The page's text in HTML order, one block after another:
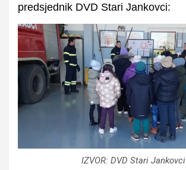
predsjednik DVD Stari Jankovci:
IZVOR: DVD Stari Jankovci